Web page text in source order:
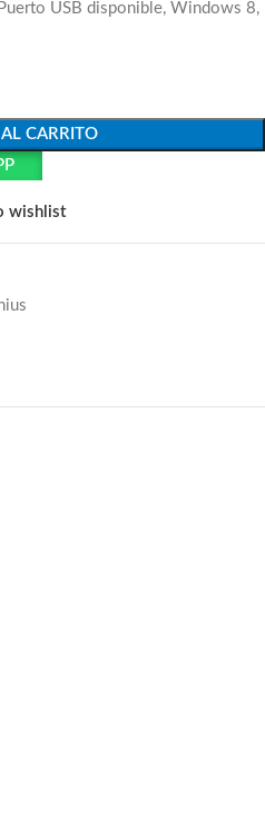
USB disponible, Windows 8,
CARRITO
wishlist